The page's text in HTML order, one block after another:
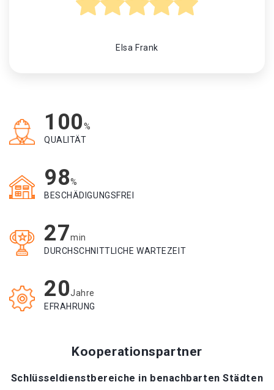
Elsa Frank
100%
QUALITÄT
98%
BESCHÄDIGUNGSFREI
27min
DURCHSCHNITTLICHE WARTEZEIT
20Jahre
EFRAHRUNG
Kooperationspartner
Schlüsseldienstbereiche in benachbarten Städten